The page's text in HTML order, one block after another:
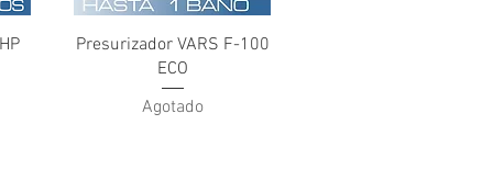
Vista rápida
Presurizador VARS F-100
ECO
Agotado